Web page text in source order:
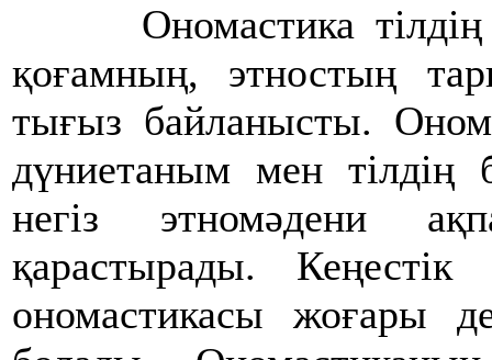
Ономастика тілдің
қоғамның, этностың
тығыз байланысты.
дүниетаным мен тілдің
негіз этномәдени
қарастырады.
ономастикасы жоғары